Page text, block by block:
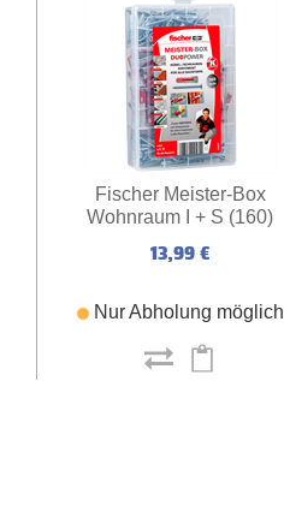
Fischer Meister-Box
Wohnraum I + S (160)
13,99 €
Nur Abholung möglich